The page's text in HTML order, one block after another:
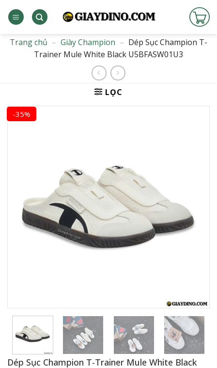
qua
dungTrang chủ – Giày Champion – Dép Sục Champion T-
Trainer Mule White Black U5BFASW01U3
LỌC
-35%
Dép Sục Champion T-Trainer Mule White Black